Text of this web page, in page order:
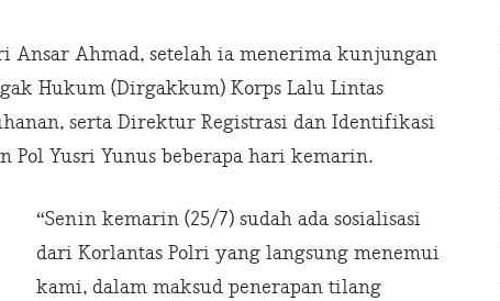
Ansar Ahmad, setelah ia menerima kunjungan
Hukum (Dirgakkum) Korps Lalu Lintas
serta Direktur Registrasi dan Identifikasi
Pol Yusri Yunus beberapa hari kemarin.
“Senin kemarin (25/7) sudah ada sosialisasi
dari Korlantas Polri yang langsung menemui
kami, dalam maksud penerapan tilang